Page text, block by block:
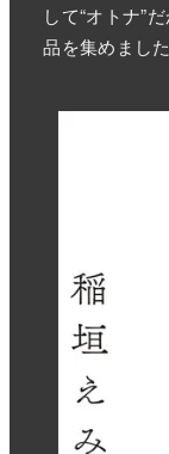
して“オトナ”
品を集めました